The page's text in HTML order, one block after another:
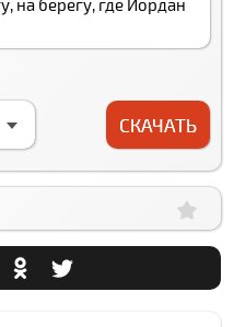
на берегу, где Иордан
СКАЧАТЬ